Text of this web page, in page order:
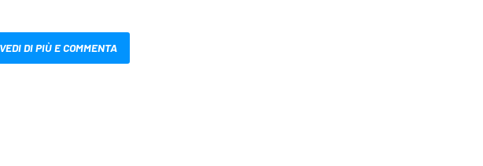
VEDI DI PIÙ E COMMENTA